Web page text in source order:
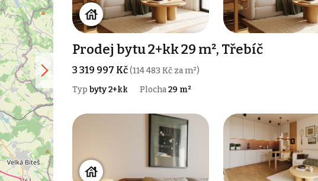
Prodej bytu 2+kk 29 m², Třebíč
3 319 997 Kč(114 483 Kč za m²)
Typ byty 2+kk Plocha29 m²